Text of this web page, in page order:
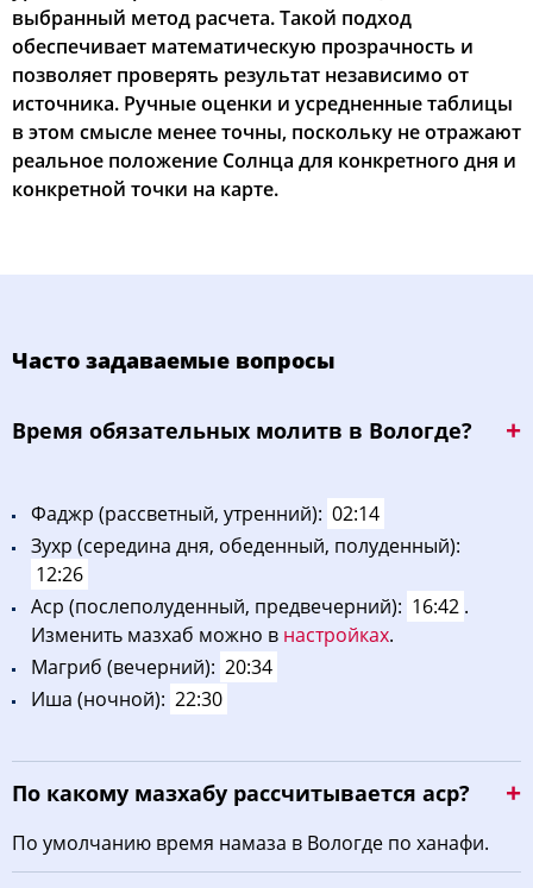
выбранный метод расчета. Такой подход
обеспечивает математическую прозрачность и
позволяет проверять результат независимо от
источника. Ручные оценки и усредненные таблицы
в этом смысле менее точны, поскольку не отражают
реальное положение Солнца для конкретного дня и
конкретной точки на карте.
Часто задаваемые вопросы
Bpeмя oбязaтeльных мoлитв в Вологде?
Фaджp (рассветный, утренний): 02:14
Зухp (середина дня, обеденный, полуденный):
12:26
Acp (послеполуденный, предвечерний): 16:42 .
Изменить мазхаб можно в настройках.
Maгриб (вечерний): 20:34
Иша (ночной): 22:30
По какому мазхабу рассчитывается аср?
По умолчанию время намаза в Вологде по ханафи.